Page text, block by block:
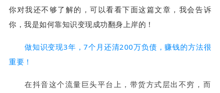
你对我还不够了解的，可以看看下面这篇文章，我会告诉
你，我是如何靠知识变现成功翻身上岸的！
做知识变现3年，7个月还清200万负债，赚钱的方法很
重要！
在抖音这个流量巨头平台上，带货方式层出不穷，而